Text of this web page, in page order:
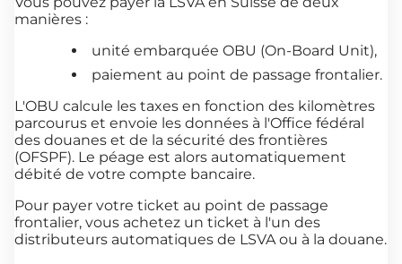
manières :
unité embarquée OBU (On-Board Unit),
paiement au point de passage frontalier.
L'OBU calcule les taxes en fonction des kilomètres
parcourus et envoie les données à l'Office fédéral
des douanes et de la sécurité des frontières
(OFSPF). Le péage est alors automatiquement
débité de votre compte bancaire.
Pour payer votre ticket au point de passage
frontalier, vous achetez un ticket à l'un des
distributeurs automatiques de LSVA ou à la douane.